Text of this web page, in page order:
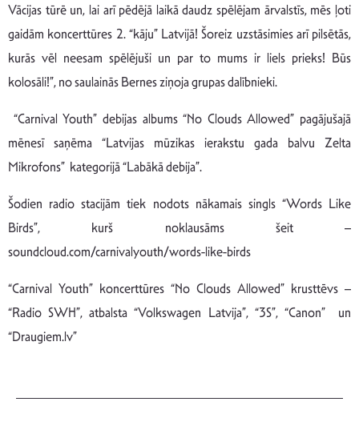
Vācijas tūrē un, lai arī pēdējā laikā daudz spēlējam ārvalstīs, mēs ļoti
gaidām koncerttūres 2. “kāju” Latvijā! Šoreiz uzstāsimies arī pilsētās,
kurās vēl neesam spēlējuši un par to mums ir liels prieks! Būs
kolosāli!”, no saulainās Bernes ziņoja grupas dalībnieki.
“Carnival Youth” debijas albums “No Clouds Allowed” pagājušajā
mēnesī saņēma “Latvijas mūzikas ierakstu gada balvu Zelta
Mikrofons” kategorijā “Labākā debija”.
Šodien radio stacijām tiek nodots nākamais singls “Words Like
Birds”, kurš noklausāms šeit –
soundcloud.com/carnivalyouth/words-like-birds
“Carnival Youth” koncerttūres “No Clouds Allowed” krusttēvs –
“Radio SWH”, atbalsta “Volkswagen Latvija”, “3S”, “Canon” un
“Draugiem.lv”